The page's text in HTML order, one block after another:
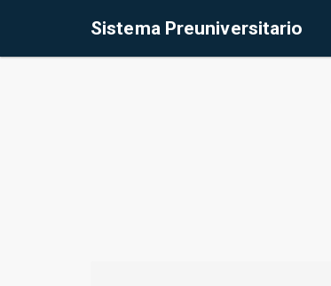
Sistema Preuniversitario